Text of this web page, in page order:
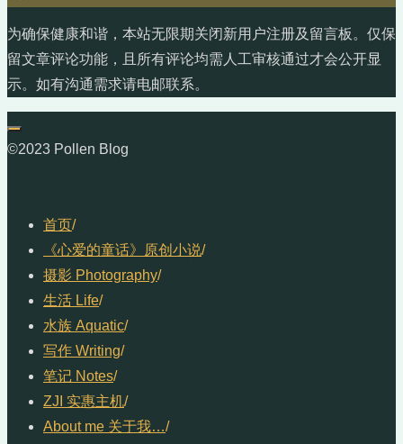
为确保健康和谐，本站无限期关闭新用户注册及留言板。仅保
留文章评论功能，且所有评论均需人工审核通过才会公开显
示。如有沟通需求请电邮联系。
©2023 Pollen Blog
首页/
《心爱的童话》原创小说/
摄影 Photography/
生活 Life/
水族 Aquatic/
写作 Writing/
笔记 Notes/
ZJI 实惠主机/
About me 关于我…/